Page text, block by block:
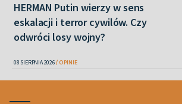
HERMAN Putin wierzy w sens
eskalacji i terror cywilów. Czy
odwróci losy wojny?
08 SIERPNIA 2026 OPINIE